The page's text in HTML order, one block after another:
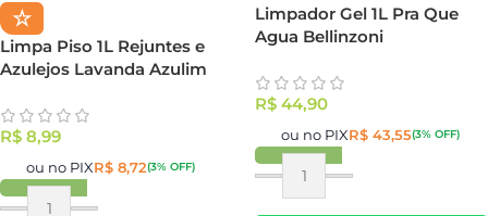
☆
Limpa Piso 1L Rejuntes e
Azulejos Lavanda Azulim
R$ 8,99
ou no PIXR$ 8,72(3% OFF)
Limpador Gel 1L Pra Que
Agua Bellinzoni
R$ 44,90
ou no PIXR$ 43,55(3% OFF)